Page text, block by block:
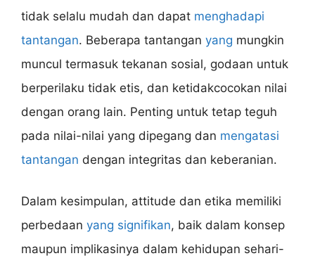
tidak selalu mudah dan dapat menghadapi
tantangan. Beberapa tantangan yang mungkin
muncul termasuk tekanan sosial, godaan untuk
berperilaku tidak etis, dan ketidakcocokan nilai
dengan orang lain. Penting untuk tetap teguh
pada nilai-nilai yang dipegang dan mengatasi
tantangan dengan integritas dan keberanian.
Dalam kesimpulan, attitude dan etika memiliki
perbedaan yang signifikan, baik dalam konsep
maupun implikasinya dalam kehidupan sehari-